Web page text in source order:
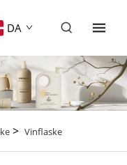
DA
> Vinflaske